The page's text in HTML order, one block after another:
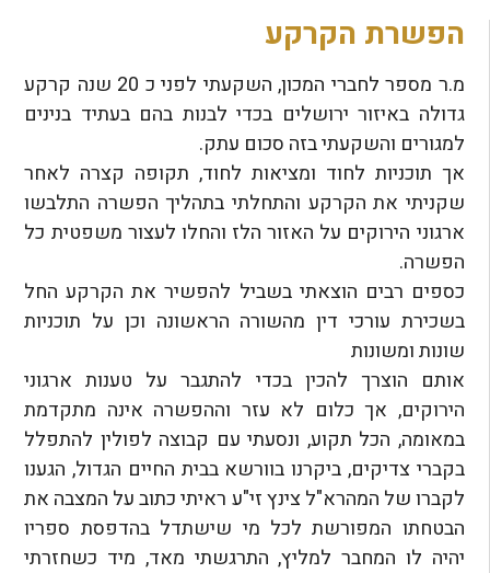
הפשרת הקרקע
מ.ר מספר לחברי המכון, השקעתי לפני כ 20 שנה קרקע
גדולה באיזור ירושלים בכדי לבנות בהם בעתיד בנינים
למגורים והשקעתי בזה סכום עתק.
אך תוכניות לחוד ומציאות לחוד, תקופה קצרה לאחר
שקניתי את הקרקע והתחלתי בתהליך הפשרה התלבשו
ארגוני הירוקים על האזור הלז והחלו לעצור משפטית כל
הפשרה.
כספים רבים הוצאתי בשביל להפשיר את הקרקע החל
בשכירת עורכי דין מהשורה הראשונה וכן על תוכניות
שונות ומשונות
אותם הוצרך להכין בכדי להתגבר על טענות ארגוני
הירוקים, אך כלום לא עזר וההפשרה אינה מתקדמת
במאומה, הכל תקוע, ונסעתי עם קבוצה לפולין להתפלל
בקברי צדיקים, ביקרנו בוורשא בבית החיים הגדול, הגענו
לקברו של המהרא"ל צינץ זי"ע ראיתי כתוב על המצבה את
הבטחתו המפורשת לכל מי שישתדל בהדפסת ספריו
יהיה לו המחבר למליץ, התרגשתי מאד, מיד כשחזרתי